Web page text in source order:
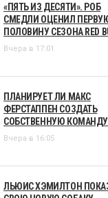
«ПЯТЬ ИЗ ДЕСЯТИ». РОБ
СМЕДЛИ ОЦЕНИЛ
ПОЛОВИНУ СЕЗОНА RED
Вчера в 17:01
ПЛАНИРУЕТ ЛИ МАКС
ФЕРСТАППЕН СОЗДАТЬ
СОБСТВЕННУЮ
Вчера в 16:05
ЛЬЮИС ХЭМИЛТОН